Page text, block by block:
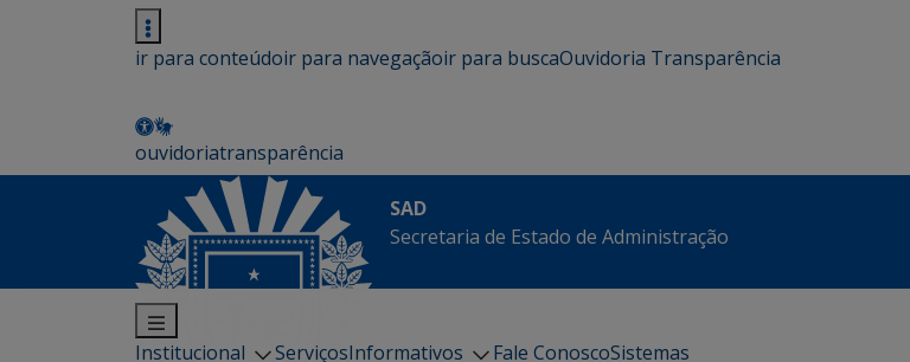
ir para conteúdoir para navegaçãoir para buscaOuvidoria Transparência
ouvidoriatransparência
SAD
Secretaria de Estado de Administração
Institucional ServiçosInformativos Fale ConoscoSistemas